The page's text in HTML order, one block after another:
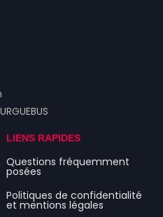
LIENS RAPIDES
Questions fréquemment
posées
Politiques de confidentialité
et mentions légales